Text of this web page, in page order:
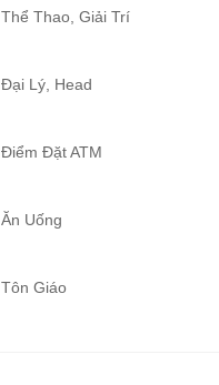
Thể Thao, Giải Trí
Đại Lý, Head
Điểm Đặt ATM
Ăn Uống
Tôn Giáo